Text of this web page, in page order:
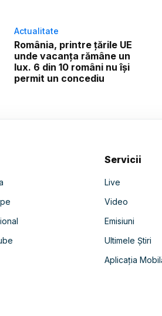
Actualitate
România, printre țările UE
unde vacanța rămâne un
lux. 6 din 10 români nu își
permit un concediu
Servicii
Live
Video
Emisiuni
Ultimele Știri
Aplicația